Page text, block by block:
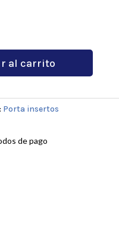
al carrito
Porta insertos
de pago